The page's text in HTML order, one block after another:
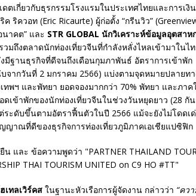
เกี่ยวกับธุรกรรมโรงแรมในประเทศไทยและการเงิ
ริควอท (Eric Ricaurte) ผู้ก่อตั้ง “กรีนวิว”
นาคต” และ STR GLOBAL นักวิเคราะห์ข้อมูลอุตสาห
ถึงตลาดนักท่องเที่ยวจีนที่กำลังหลั่งไหลเข้ามาในไ
มีฐานธุรกิจที่ดีจนถึงเดือนกุมภาพันธ์ อัตราการเข้าพัก
จากวันที่ 2 มกราคม 2566) แบ่งตามจุดหมายปลายท
ทพฯ และพัทยา ยอดจองมากกว่า 70% พัทยา และภาค
ดเข้าพักของนักท่องเที่ยวจีนในช่วงวันหยุดยาว (28 กั
ะดับขึ้นตามอัตราฟื้นตัวในปี 2566 แม้จะยังไม่โดดเ
าณที่ดีของธุรกิจการท่องเที่ยวภูมิภาคเอเชียแปซิฟิก
เทลเวิร์คส ในฐานะหัวเรือการผู้จัดงาน กล่าวว่า “คว